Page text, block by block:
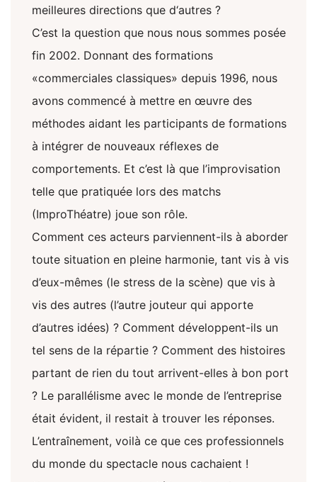
meilleures directions que d‘autres ?
C’est la question que nous nous sommes posée
fin 2002. Donnant des formations
«commerciales classiques» depuis 1996, nous
avons commencé à mettre en œuvre des
méthodes aidant les participants de formations
à intégrer de nouveaux réflexes de
comportements. Et c’est là que l’improvisation
telle que pratiquée lors des matchs
(ImproThéatre) joue son rôle.
Comment ces acteurs parviennent-ils à aborder
toute situation en pleine harmonie, tant vis à vis
d’eux-mêmes (le stress de la scène) que vis à
vis des autres (l’autre jouteur qui apporte
d’autres idées) ? Comment développent-ils un
tel sens de la répartie ? Comment des histoires
partant de rien du tout arrivent-elles à bon port
? Le parallélisme avec le monde de l’entreprise
était évident, il restait à trouver les réponses.
L’entraînement, voilà ce que ces professionnels
du monde du spectacle nous cachaient !